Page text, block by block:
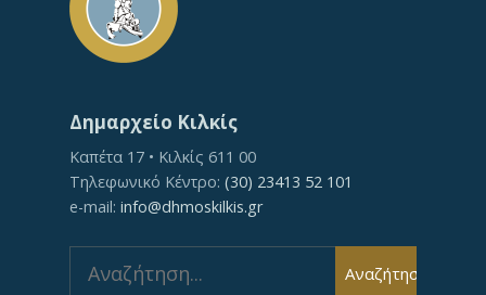
Δημαρχείο Κιλκίς
Καπέτα 17 • Κιλκίς 611 00
Τηλεφωνικό Κέντρο: (30) 23413 52 101
e-mail: info@dhmoskilkis.gr
for:
Αναζήτηση